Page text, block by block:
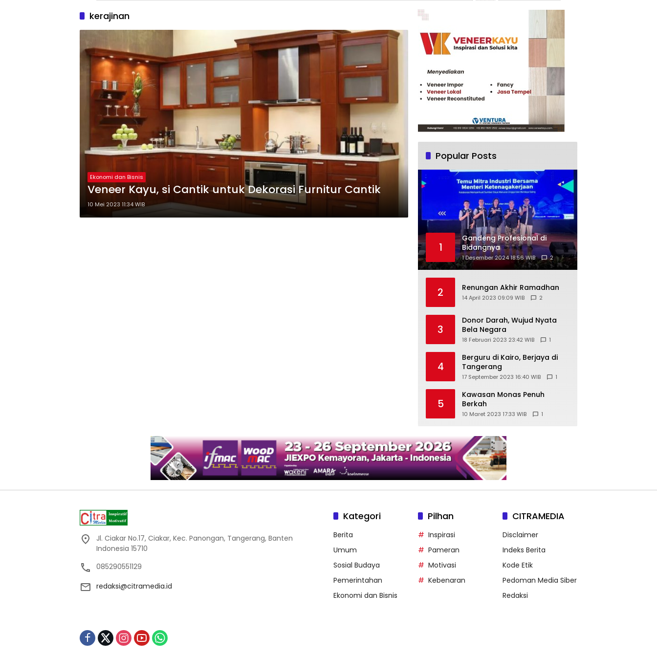
kerajinan
Ekonomi dan Bisnis
Veneer Kayu, si Cantik untuk Dekorasi Furnitur Cantik
10 Mei 2023 11:34 WIB
Popular Posts
1
Gandeng Profesional di
Bidangnya
1 Desember 2024 18:56 WIB 2
2 Renungan Akhir Ramadhan
14 April 2023 09:09 WIB 2
3
Donor Darah, Wujud Nyata
Bela Negara
18 Februari 2023 23:42 WIB 1
4
Berguru di Kairo, Berjaya di
Tangerang
17 September 2023 16:40 WIB 1
5
Kawasan Monas Penuh
Berkah
10 Maret 2023 17:33 WIB 1
Jl. Ciakar No.17, Ciakar, Kec. Panongan, Tangerang, Banten
Indonesia 15710
085290551129
redaksi@citramedia.id
Kategori
Berita
Umum
Sosial Budaya
Pemerintahan
Ekonomi dan Bisnis
Pilhan
Inspirasi
Pameran
Motivasi
Kebenaran
CITRAMEDIA
Disclaimer
Indeks Berita
Kode Etik
Pedoman Media Siber
Redaksi